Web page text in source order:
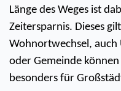
Länge des Weges ist
Zeitersparnis. Dieses
Wohnortwechsel, auch
oder Gemeinde
besonders für